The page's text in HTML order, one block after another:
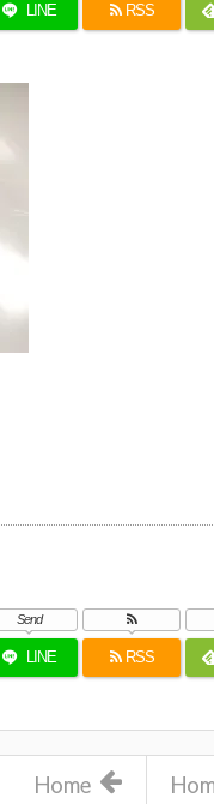
LINE RSS
LINE
Send
RSS
Home